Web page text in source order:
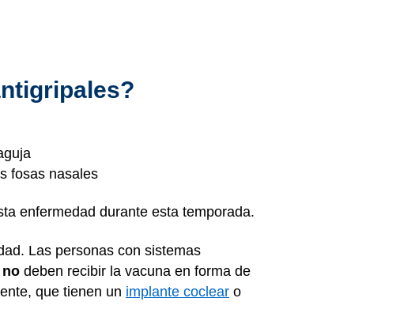
fosas nasales
enfermedad durante esta temporada.
Las personas con sistemas
no deben recibir la vacuna en forma de
que tienen un implante coclear o